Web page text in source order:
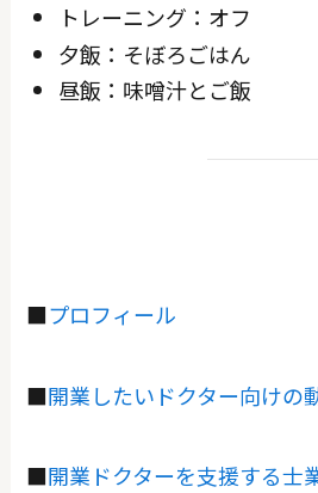
トレーニング：オフ
夕飯：そぼろごはん
昼飯：味噌汁とご飯
■プロフィール
■開業したいドクター向けの
■開業ドクターを支援する士